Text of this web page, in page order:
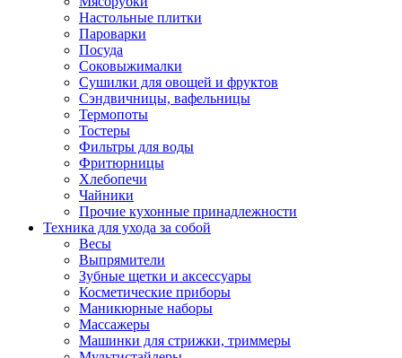
Зависимые комплекты
Посудомоечные машины встраиваемые
Стиральные машины встраиваемые
Холодильники встраиваемые
Техника для дома
Пылесосы
Утюги
Оверлоки
Настольные лампы
Часы
Стеклоочистители
Машинки для снятия катышков
Сушилки для белья и обуви
Климатическая техника
Приточно-вытяжные вентиляторы
Настольные плитки
Пароварки
Посуда
Соковыжималки
Сушилки для овощей и фруктов
Сэндвичницы, вафельницы
Термопоты
Тостеры
Фильтры для воды
Фритюрницы
Хлебопечи
Чайники
Прочие кухонные принадлежности
Техника для ухода за собой
Весы
Выпрямители
Зубные щетки и аксессуары
Косметические приборы
Маникюрные наборы
Массажеры
Машинки для стрижки, триммеры